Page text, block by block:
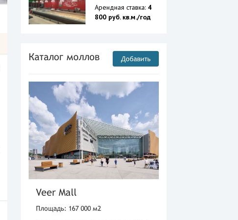
Арендная ставка: 4
800 руб. кв.м./год
Каталог моллов Добавить
Veer Mall
Площадь: 167 000 м2